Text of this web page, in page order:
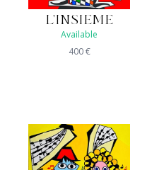
L'INSIEME
Available
400€